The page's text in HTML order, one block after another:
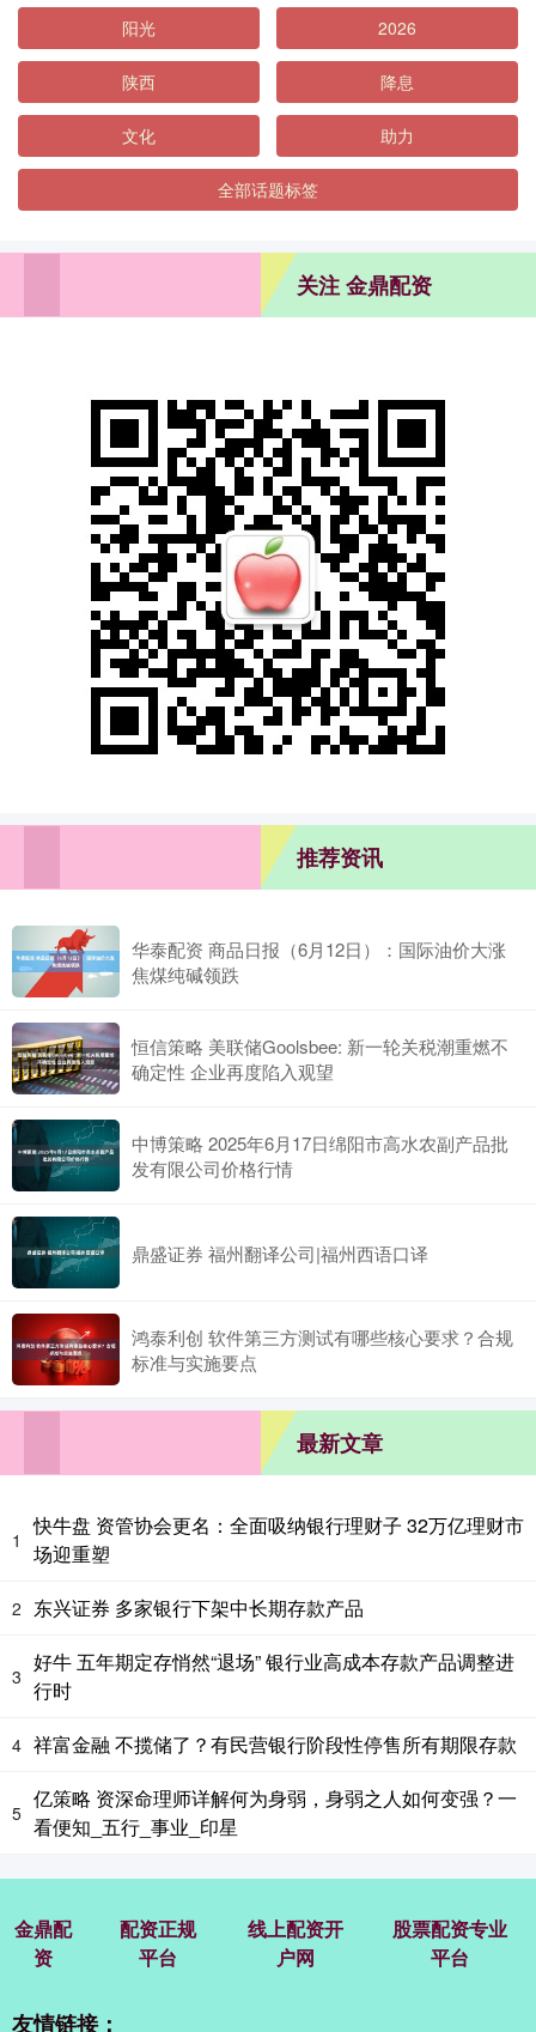
阳光 2026
陕西 降息
文化 助力
全部话题标签
关注 金鼎配资
推荐资讯
华泰配资 商品日报（6月12日）：国际油价大涨
焦煤纯碱领跌
恒信策略 美联储Goolsbee: 新一轮关税潮重燃不
确定性 企业再度陷入观望
中博策略 2025年6月17日绵阳市高水农副产品批
发有限公司价格行情
鼎盛证券 福州翻译公司|福州西语口译
鸿泰利创 软件第三方测试有哪些核心要求？合规
标准与实施要点
最新文章
1
快牛盘 资管协会更名：全面吸纳银行理财子 32万亿理财市
场迎重塑
2 东兴证券 多家银行下架中长期存款产品
3
好牛 五年期定存悄然“退场” 银行业高成本存款产品调整进
行时
4 祥富金融 不揽储了？有民营银行阶段性停售所有期限存款
5
亿策略 资深命理师详解何为身弱，身弱之人如何变强？一
看便知_五行_事业_印星
金鼎配
资
配资正规
平台
线上配资开
户网
股票配资专业
平台
友情链接：